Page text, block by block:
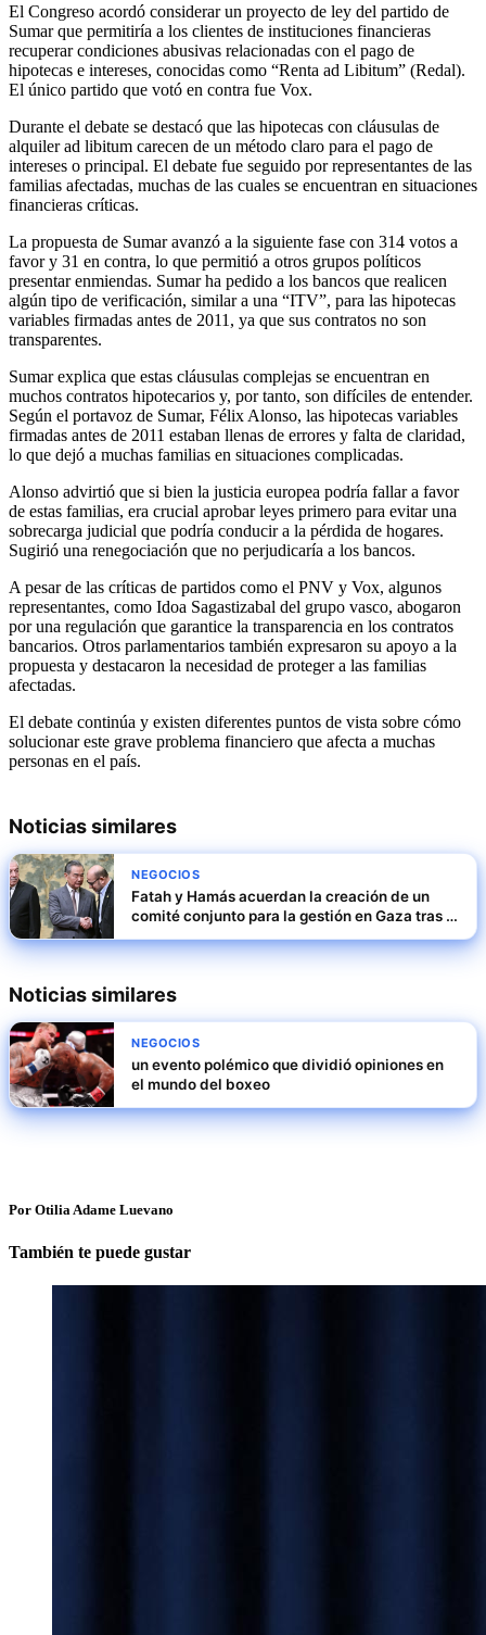
El Congreso acordó considerar un proyecto de ley del partido de
Sumar que permitiría a los clientes de instituciones financieras
recuperar condiciones abusivas relacionadas con el pago de
hipotecas e intereses, conocidas como “Renta ad Libitum” (Redal).
El único partido que votó en contra fue Vox.
Durante el debate se destacó que las hipotecas con cláusulas de
alquiler ad libitum carecen de un método claro para el pago de
intereses o principal. El debate fue seguido por representantes de las
familias afectadas, muchas de las cuales se encuentran en situaciones
financieras críticas.
La propuesta de Sumar avanzó a la siguiente fase con 314 votos a
favor y 31 en contra, lo que permitió a otros grupos políticos
presentar enmiendas. Sumar ha pedido a los bancos que realicen
algún tipo de verificación, similar a una “ITV”, para las hipotecas
variables firmadas antes de 2011, ya que sus contratos no son
transparentes.
Sumar explica que estas cláusulas complejas se encuentran en
muchos contratos hipotecarios y, por tanto, son difíciles de entender.
Según el portavoz de Sumar, Félix Alonso, las hipotecas variables
firmadas antes de 2011 estaban llenas de errores y falta de claridad,
lo que dejó a muchas familias en situaciones complicadas.
Alonso advirtió que si bien la justicia europea podría fallar a favor
de estas familias, era crucial aprobar leyes primero para evitar una
sobrecarga judicial que podría conducir a la pérdida de hogares.
Sugirió una renegociación que no perjudicaría a los bancos.
A pesar de las críticas de partidos como el PNV y Vox, algunos
representantes, como Idoa Sagastizabal del grupo vasco, abogaron
por una regulación que garantice la transparencia en los contratos
bancarios. Otros parlamentarios también expresaron su apoyo a la
propuesta y destacaron la necesidad de proteger a las familias
afectadas.
El debate continúa y existen diferentes puntos de vista sobre cómo
solucionar este grave problema financiero que afecta a muchas
personas en el país.
Noticias similares
NEGOCIOS
Fatah y Hamás acuerdan la creación de un
comité conjunto para la gestión en Gaza tras la
ofensiva israelí
Noticias similares
NEGOCIOS
un evento polémico que dividió opiniones en
el mundo del boxeo
Por Otilia Adame Luevano
También te puede gustar